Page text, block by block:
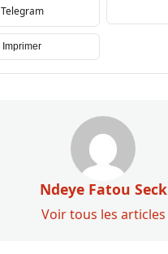
Telegram
Imprimer
Ndeye Fatou Seck
Voir tous les articles